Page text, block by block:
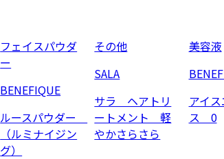
フェイスパウダ
ー
BENEFIQUE
ルースパウダー
（ルミナイジン
グ）
その他
SALA
サラ ヘアトリ
ートメント 軽
やかさらさら
美容液
アイ
ス 0